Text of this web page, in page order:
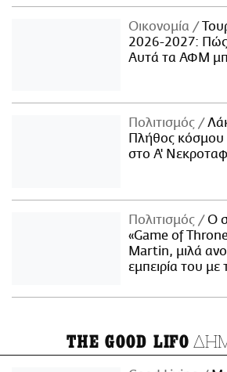
Οικονομία
2026-2027:
Αυτά τα ΑΦΜ
Πολιτισμός
Πλήθος κόσμου
στο Α'
Πολιτισμός
Ο
«Game of
Martin, μιλά
εμπειρία του με
THE GOOD LIFO